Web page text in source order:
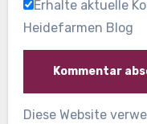
Erhalte aktuelle
Heidefarmen Blog
Diese Website